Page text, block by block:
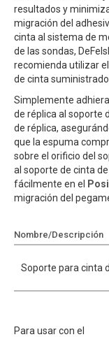
resultados y
migración del
cinta al sistema de
de las sondas,
recomienda utilizar
de cinta suministrado.
Simplemente
de réplica al soporte
de réplica,
que la espuma
sobre el orificio del
al soporte de cinta
fácilmente en el
migración del
Nombre/Descripción
Soporte para cinta
Para usar con el